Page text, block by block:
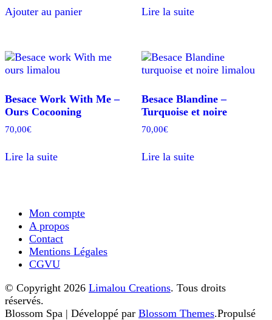
Ajouter au panier Lire la suite
Besace Work With Me –
Ours Cocooning
70,00€
Lire la suite
Besace Blandine –
Turquoise et noire
70,00€
Lire la suite
Mon compte
A propos
Contact
Mentions Légales
CGVU
© Copyright 2026 Limalou Creations. Tous droits
réservés.
Blossom Spa | Développé par Blossom Themes.Propulsé